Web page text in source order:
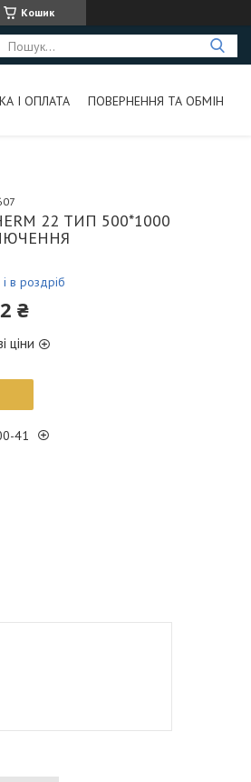
Кошик
І ОПЛАТА ПОВЕРНЕННЯ ТА ОБМІН
22 ТИП 500*1000
в роздріб
₴
ціни
41